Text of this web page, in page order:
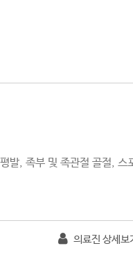
발, 족부 및 족관절 골절, 스
의료진 상세보